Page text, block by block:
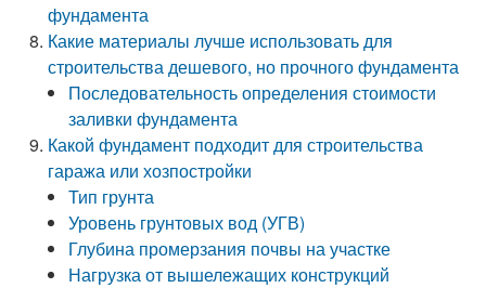
фундамента
Какие материалы лучше использовать для
строительства дешевого, но прочного фундамента
Последовательность определения стоимости
заливки фундамента
Какой фундамент подходит для строительства
гаража или хозпостройки
Тип грунта
Уровень грунтовых вод (УГВ)
Глубина промерзания почвы на участке
Нагрузка от вышележащих конструкций